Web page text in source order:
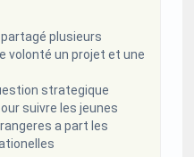
partagé plusieurs
volonté un projet et une
strategique
suivre les jeunes
a part les